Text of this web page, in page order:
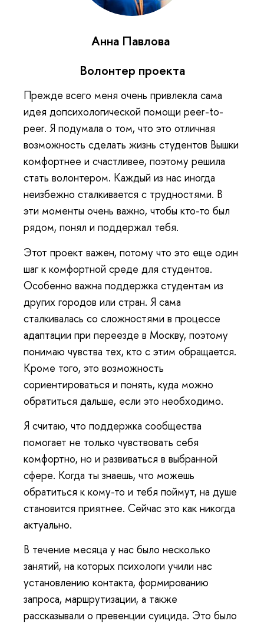
Анна Павлова
Волонтер проекта
Прежде всего меня очень привлекла сама
идея допсихологической помощи peer-to-
peer. Я подумала о том, что это отличная
возможность сделать жизнь студентов Вышки
комфортнее и счастливее, поэтому решила
стать волонтером. Каждый из нас иногда
неизбежно сталкивается с трудностями. В
эти моменты очень важно, чтобы кто-то был
рядом, понял и поддержал тебя.
Этот проект важен, потому что это еще один
шаг к комфортной среде для студентов.
Особенно важна поддержка студентам из
других городов или стран. Я сама
сталкивалась со сложностями в процессе
адаптации при переезде в Москву, поэтому
понимаю чувства тех, кто с этим обращается.
Кроме того, это возможность
сориентироваться и понять, куда можно
обратиться дальше, если это необходимо.
Я считаю, что поддержка сообщества
помогает не только чувствовать себя
комфортно, но и развиваться в выбранной
сфере. Когда ты знаешь, что можешь
обратиться к кому-то и тебя поймут, на душе
становится приятнее. Сейчас это как никогда
актуально.
В течение месяца у нас было несколько
занятий, на которых психологи учили нас
установлению контакта, формированию
запроса, маршрутизации, а также
рассказывали о превенции суицида. Это было